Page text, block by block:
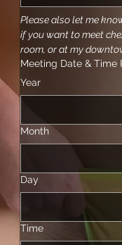
Please also let me
if you want to meet
room, or at my
Meeting Date & Time
Year
Month
Day
Time